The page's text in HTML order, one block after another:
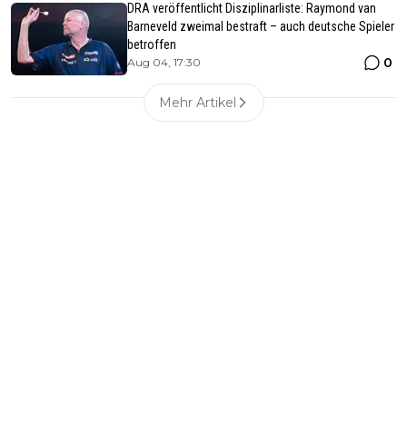
DRA veröffentlicht Disziplinarliste: Raymond van
Barneveld zweimal bestraft – auch deutsche Spieler
betroffen
Aug 04, 17:30 0
Mehr Artikel